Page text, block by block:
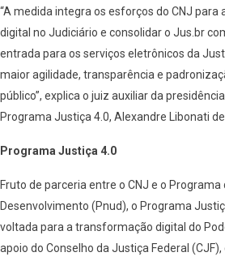
“A medida integra os esforços do CNJ
digital no Judiciário e consolidar o Jus.br
entrada para os serviços eletrônicos da
maior agilidade, transparência e
público”, explica o juiz auxiliar da
Programa Justiça 4.0, Alexandre Libonati
Programa Justiça 4.0
Fruto de parceria entre o CNJ e o Programa
Desenvolvimento (Pnud), o Programa
voltada para a transformação digital do
apoio do Conselho da Justiça Federal